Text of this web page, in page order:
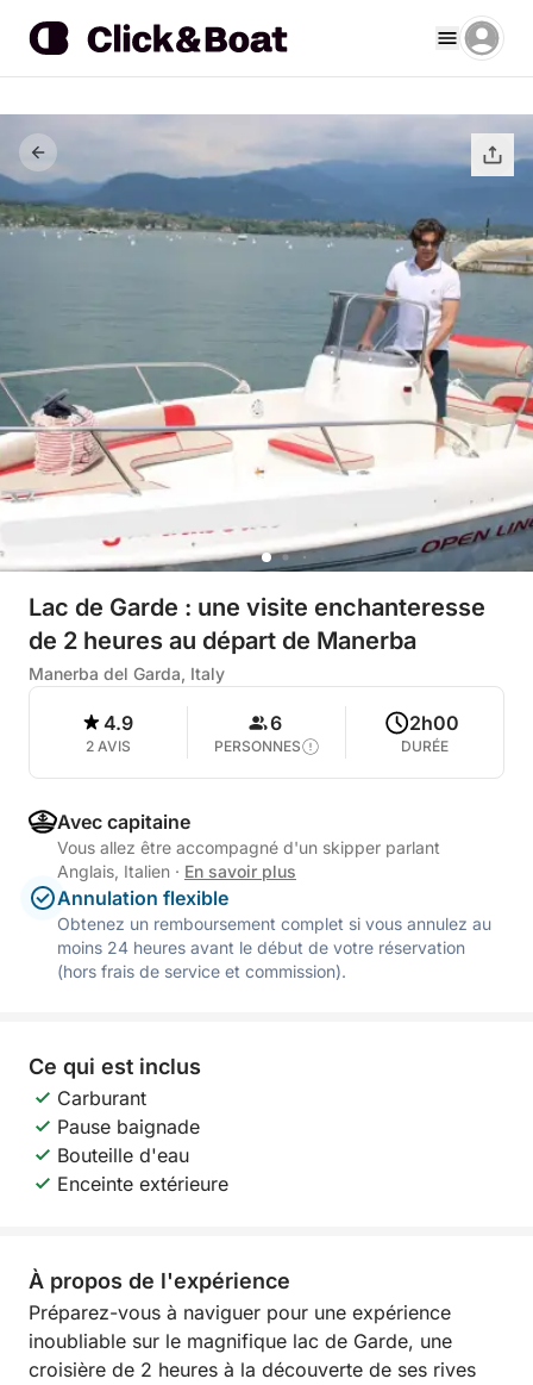
Lac de Garde : une visite enchanteresse
de 2 heures au départ de Manerba
Manerba del Garda, Italy
4.9
2 AVIS
6
PERSONNES
2h00
DURÉE
Avec capitaine
Vous allez être accompagné d'un skipper parlant
Anglais, Italien · En savoir plus
Annulation flexible
Obtenez un remboursement complet si vous annulez au
moins 24 heures avant le début de votre réservation
(hors frais de service et commission).
Ce qui est inclus
Carburant
Pause baignade
Bouteille d'eau
Enceinte extérieure
À propos de l'expérience
Préparez-vous à naviguer pour une expérience
inoubliable sur le magnifique lac de Garde, une
croisière de 2 heures à la découverte de ses rives